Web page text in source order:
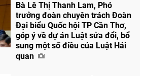
Bà Lê Thị Thanh Lam, Phó
trưởng đoàn chuyên trách Đoàn
Đại biểu Quốc hội TP Cần Thơ,
góp ý về dự án Luật sửa đổi, bổ
sung một số điều của Luật Hải
quan